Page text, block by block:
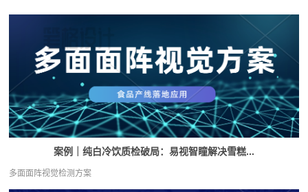
案例｜纯白冷饮质检破局：易视智瞳解决雪糕...
多面面阵视觉检测方案